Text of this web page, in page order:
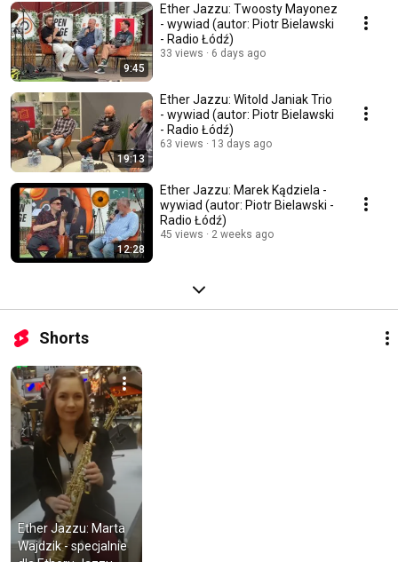
9:45
Ether Jazzu: Twoosty Mayonez
- wywiad (autor: Piotr Bielawski
- Radio Łódź)
33 views 6 days ago
19:13
Ether Jazzu: Witold Janiak Trio
- wywiad (autor: Piotr Bielawski
- Radio Łódź)
63 views 13 days ago
12:28
Ether Jazzu: Marek Kądziela -
wywiad (autor: Piotr Bielawski -
Radio Łódź)
45 views 2 weeks ago
Shorts
Ether Jazzu: Marta
Wajdzik - specjalnie